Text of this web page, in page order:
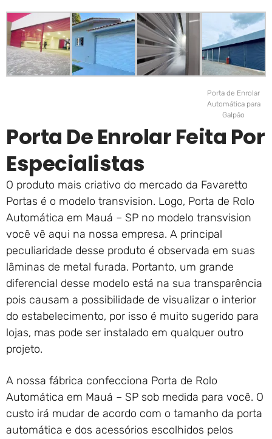
Porta de Enrolar
Automática para
Galpão
Porta De Enrolar Feita Por
Especialistas
O produto mais criativo do mercado da Favaretto
Portas é o modelo transvision. Logo, Porta de Rolo
Automática em Mauá – SP no modelo transvision
você vê aqui na nossa empresa. A principal
peculiaridade desse produto é observada em suas
lâminas de metal furada. Portanto, um grande
diferencial desse modelo está na sua transparência
pois causam a possibilidade de visualizar o interior
do estabelecimento, por isso é muito sugerido para
lojas, mas pode ser instalado em qualquer outro
projeto.
A nossa fábrica confecciona Porta de Rolo
Automática em Mauá – SP sob medida para você. O
custo irá mudar de acordo com o tamanho da porta
automática e dos acessórios escolhidos pelos